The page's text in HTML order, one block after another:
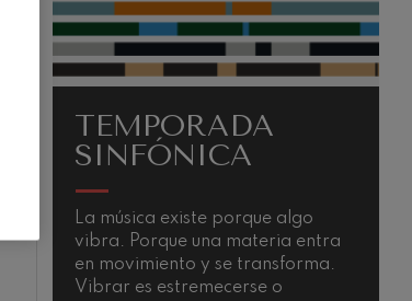
TEMPORADA
SINFÓNICA
La música existe porque algo
vibra. Porque una materia entra
en movimiento y se transforma.
Vibrar es estremecerse o